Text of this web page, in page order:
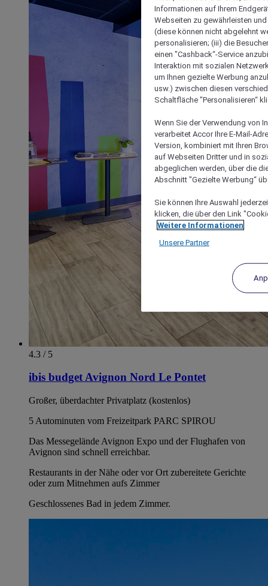
4.3 / 5
ibis budget Avignon Nord Le Pontet
Großer, überdachter Privatplatz (kostenlos)
5 Autominuten vom Freizeitpark PARC SPIROU
Das Messegelände Avignon Expo und der Flughafen von
Avignon sind schnell erreichbar.
Restaurants in der Nähe oder vor Ort zubereitete Gerichte
oder zum Mitnehmen aufs Zimmer
Geschlossenes Bad in jedem Zimmer.
Informationen auf Ihrem
Webseiten zu gewährleisten
(diese können nicht abgelehnt
personalisieren; (iii) die
einen "Cashback“-Service
Interaktion mit sozialen
um Ihnen gezielte Werbung
usw.) zwischen diesen
Schaltfläche "Personalisieren“
Wenn Sie der Verwendung von
verarbeitet Accor Ihre E-Mail-
Version, kombiniert mit Ihren
auf Webseiten Dritter und in
abgeglichen werden, über die
Abschnitt "Gezielte Werbung“
Sie können Ihre Auswahl
klicken, die über den Link
Weitere Informationen
Unsere Partner